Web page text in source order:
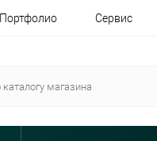
Портфолио Сервис